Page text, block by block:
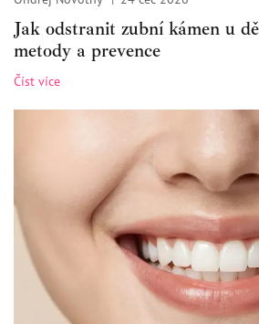
Jak odstranit zubní kámen u
metody a prevence
Číst více